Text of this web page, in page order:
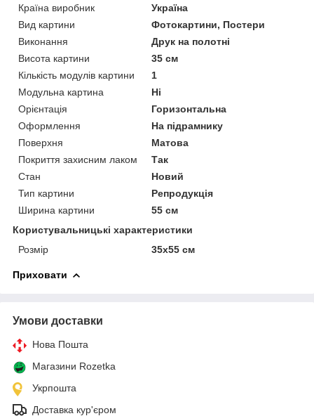
Країна виробник
Україна
Вид картини
Фотокартини, Постери
Виконання
Друк на полотні
Висота картини
35 см
Кількість модулів картини
1
Модульна картина
Ні
Орієнтація
Горизонтальна
Оформлення
На підрамнику
Поверхня
Матова
Покриття захисним лаком
Так
Стан
Новий
Тип картини
Репродукція
Ширина картини
55 см
Користувальницькі характеристики
Розмір
35х55 см
Приховати
Умови доставки
Нова Пошта
Магазини Rozetka
Укрпошта
Доставка кур'єром